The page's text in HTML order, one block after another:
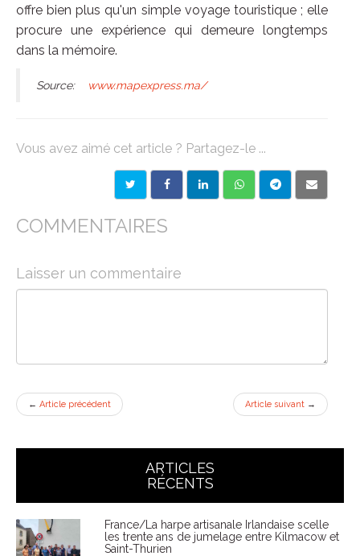
offre bien plus qu'un simple voyage touristique ; elle
procure une expérience qui demeure longtemps
dans la mémoire.
Source: www.mapexpress.ma/
Vous avez aimé cet article ? Partagez-le ...
COMMENTAIRES
Laisser un commentaire
← Article précédent Article suivant →
ARTICLES
RÉCENTS
France/La harpe artisanale Irlandaise scelle
les trente ans de jumelage entre Kilmacow et
Saint-Thurien